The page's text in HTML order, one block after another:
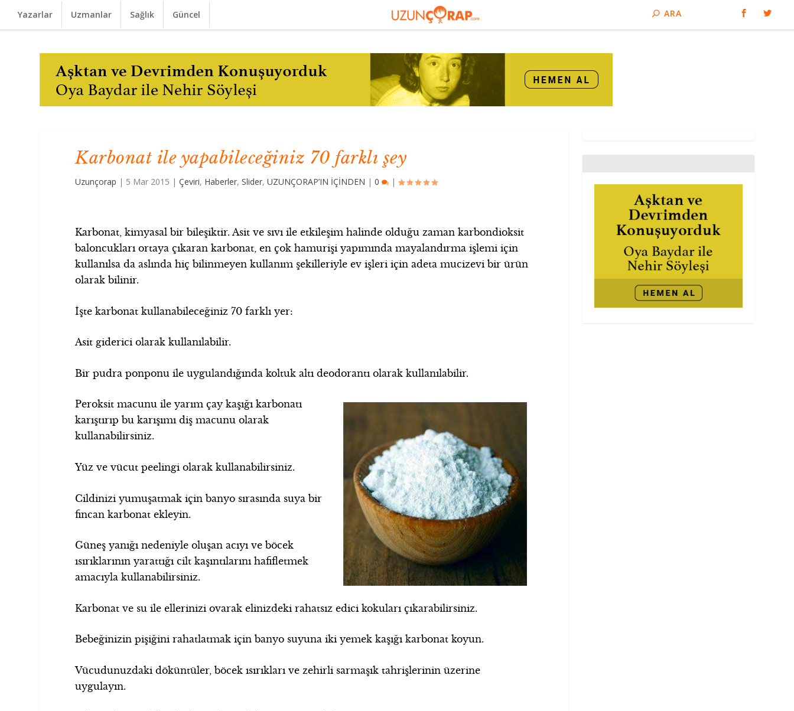
Yazarlar Uzmanlar Sağlık Güncel
Karbonat ile yapabileceğiniz 70 farklı şey
Uzunçorap | 5 Mar 2015 |Çeviri, Haberler,Slider,UZUNÇORAP’IN İÇİNDEN |0 |
Karbonat, kimyasal bir bileşiktir. Asit ve sıvı ile etkileşim halinde olduğu zaman karbondioksit
baloncukları ortaya çıkaran karbonat, en çok hamurişi yapımında mayalandırma işlemi için
kullanılsa da aslında hiç bilinmeyen kullanım şekilleriyle ev işleri için adeta mucizevi bir ürün
olarak bilinir.
İşte karbonat kullanabileceğiniz 70 farklı yer:
Asit giderici olarak kullanılabilir.
Bir pudra ponponu ile uygulandığında koltuk altı deodorantı olarak kullanılabilir.
Peroksit macunu ile yarım çay kaşığı karbonatı
karıştırıp bu karışımı diş macunu olarak
kullanabilirsiniz.
Yüz ve vücut peelingi olarak kullanabilirsiniz.
Cildinizi yumuşatmak için banyo sırasında suya bir
fincan karbonat ekleyin.
Güneş yanığı nedeniyle oluşan acıyı ve böcek
ısırıklarının yarattığı cilt kaşıntılarını hafifletmek
amacıyla kullanabilirsiniz.
Karbonat ve su ile ellerinizi ovarak elinizdeki rahatsız edici kokuları çıkarabilirsiniz.
Bebeğinizin pişiğini rahatlatmak için banyo suyuna iki yemek kaşığı karbonat koyun.
Vücudunuzdaki döküntüler, böcek ısırıkları ve zehirli sarmaşık tahrişlerinin üzerine
uygulayın.